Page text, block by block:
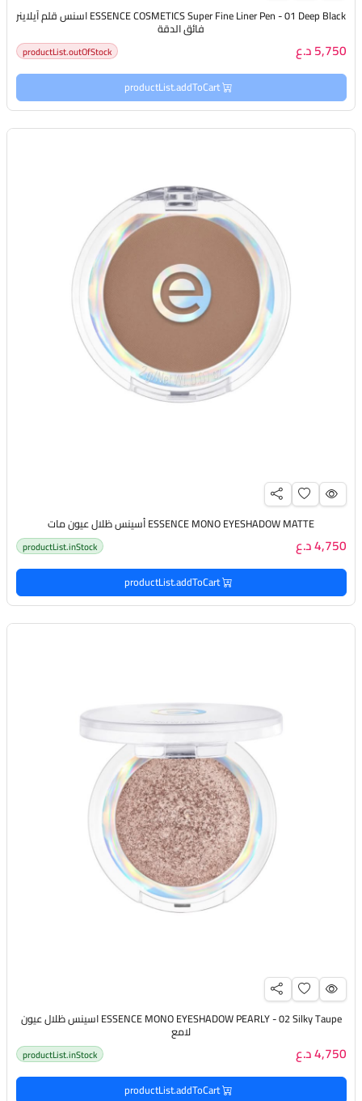
ESSENCE COSMETICS Super Fine Liner Pen - 01 Deep Black اسنس قلم آيلاينر
فائق الدقة
5,750 د.ع productList.outOfStock
productList.addToCart
ESSENCE MONO EYESHADOW MATTE أسينس ظلال عيون مات
4,750 د.ع productList.inStock
productList.addToCart
ESSENCE MONO EYESHADOW PEARLY - 02 Silky Taupe اسينس ظلال عيون
لامع
4,750 د.ع productList.inStock
productList.addToCart